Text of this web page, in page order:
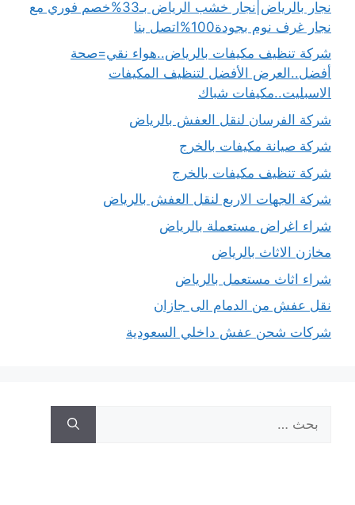
نجار بالرياض|نجار خشب الرياض بـ33%خصم فوري مع
نجار غرف نوم بجودة100%اتصل بنا
شركة تنظيف مكيفات بالرياض..هواء نقي=صحة
أفضل..العرض الأفضل لتنظيف المكيفات
الاسبليت..مكيفات شباك
شركة الفرسان لنقل العفش بالرياض
شركة صيانة مكيفات بالخرج
شركة تنظيف مكيفات بالخرج
شركة الجهات الاربع لنقل العفش بالرياض
شراء اغراض مستعملة بالرياض
مخازن الاثاث بالرياض
شراء اثاث مستعمل بالرياض
نقل عفش من الدمام الى جازان
شركات شحن عفش داخلي السعودية
عن: